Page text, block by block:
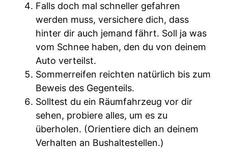
Falls doch mal schneller gefahren
werden muss, versichere dich, dass
hinter dir auch jemand fährt. Soll ja was
vom Schnee haben, den du von deinem
Auto verteilst.
Sommerreifen reichten natürlich bis zum
Beweis des Gegenteils.
Solltest du ein Räumfahrzeug vor dir
sehen, probiere alles, um es zu
überholen. (Orientiere dich an deinem
Verhalten an Bushaltestellen.)